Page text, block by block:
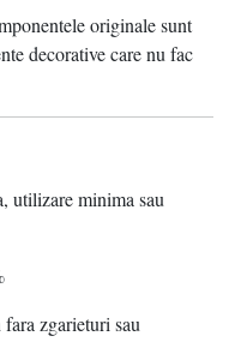
originale sunt
decorative care nu fac
utilizare minima sau
zgarieturi sau